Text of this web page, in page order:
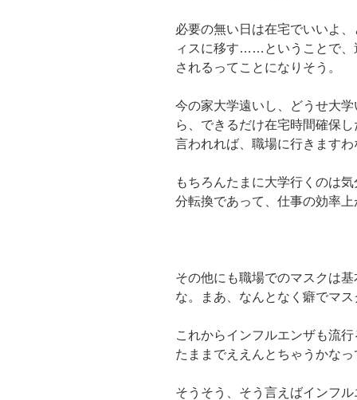
必要の無い日は在宅でいいよ
ィスに移す……ということで、
されるってことになりそう。
今の家大学遠いし、どうせ大
ら、できるだけ在宅時間確保
言われれば、職場に行きますわ
もちろんたまに大学行くのは
分転換であって、仕事の効率
その他にも職場でのマスクは
な。まあ、なんとなく癖でマ
これからインフルエンザも流
たままでええんとちゃうかな
そうそう、そう言えばインフ